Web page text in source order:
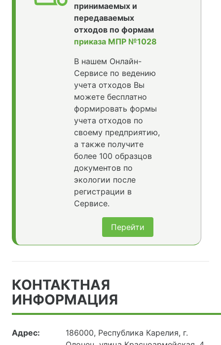
принимаемых и
передаваемых
отходов по формам
приказа МПР №1028
В нашем Онлайн-
Сервисе по ведению
учета отходов Вы
можете бесплатно
формировать формы
учета отходов по
своему предприятию,
а также получите
более 100 образцов
документов по
экологии после
регистрации в
Сервисе.
Перейти
КОНТАКТНАЯ
ИНФОРМАЦИЯ
Адрес:
186000, Республика Карелия, г.